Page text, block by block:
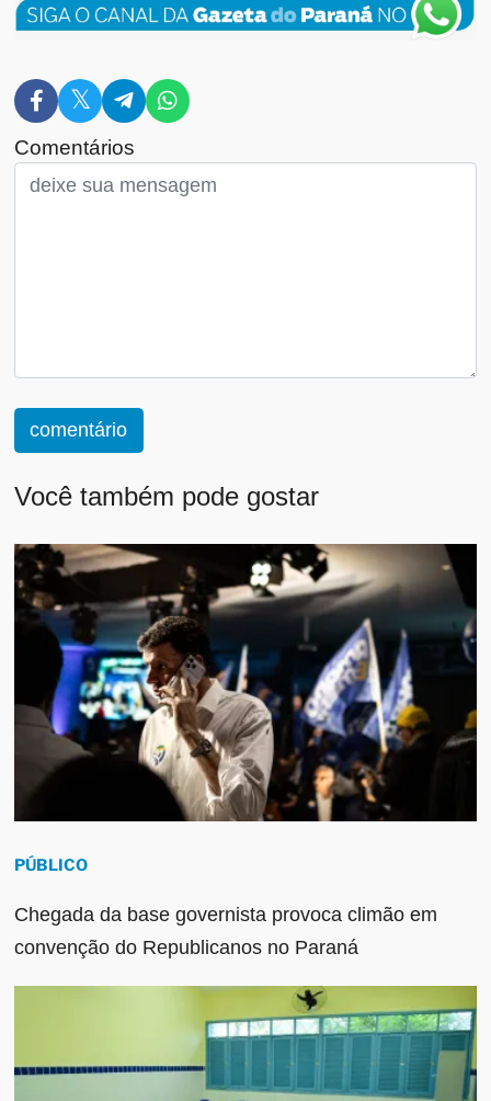
Comentários
comentário
Você também pode gostar
PÚBLICO
Chegada da base governista provoca climão em
convenção do Republicanos no Paraná